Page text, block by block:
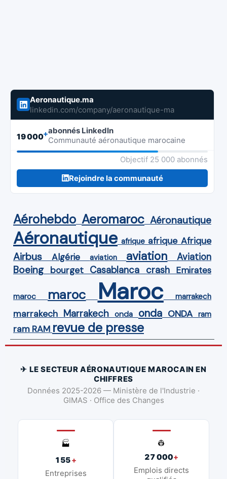
Aeronautique.ma
linkedin.com/company/aeronautique-ma
19 000+abonnés LinkedIn
Communauté aéronautique marocaine
Objectif 25 000 abonnés
Rejoindre la communauté
Aérohebdo Aeromaroc Aéronautique
Aéronautique afrique afrique Afrique
Airbus Algérie aviation aviation Aviation
Boeing bourget Casablanca crash Emirates
maroc maroc Maroc marrakech
marrakech Marrakech onda onda ONDA ram
ram RAM revue de presse
✈ LE SECTEUR AÉRONAUTIQUE MAROCAIN EN
CHIFFRES
Données 2025-2026 — Ministère de l'Industrie ·
GIMAS · Office des Changes
🏭
155+
Entreprises
👷
27 000+
Emplois directs